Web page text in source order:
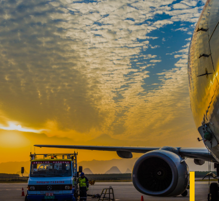
首頁
關於我們
核心業務
油料供應與加注業務